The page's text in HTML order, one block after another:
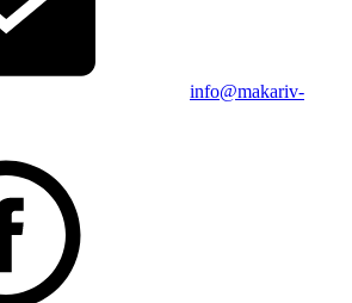
info@makariv-